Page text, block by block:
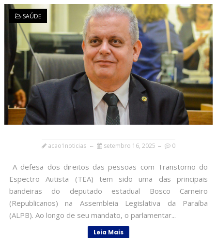
SAÚDE
acao1noticias setembro 16, 2025 0
A defesa dos direitos das pessoas com Transtorno do
Espectro Autista (TEA) tem sido uma das principais
bandeiras do deputado estadual Bosco Carneiro
(Republicanos) na Assembleia Legislativa da Paraíba
(ALPB). Ao longo de seu mandato, o parlamentar...
Leia Mais